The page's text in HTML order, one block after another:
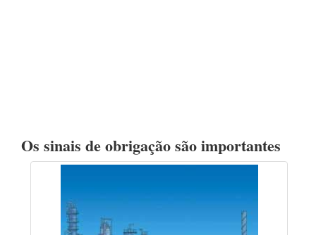
Os sinais de obrigação são importantes